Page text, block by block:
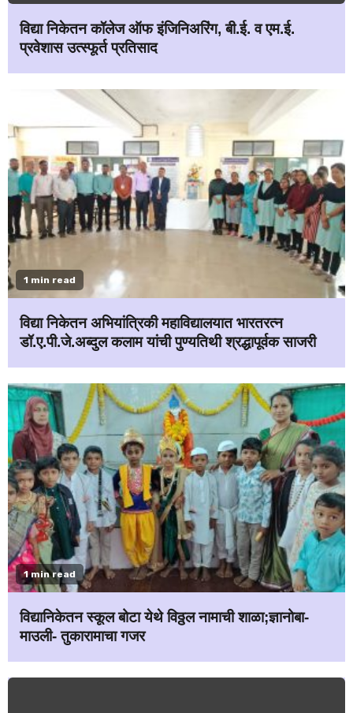
विद्या निकेतन कॉलेज ऑफ इंजिनिअरिंग, बी.ई. व एम.ई.
प्रवेशास उत्स्फूर्त प्रतिसाद
1 min read
विद्या निकेतन अभियांत्रिकी महाविद्यालयात भारतरत्न
डॉ.ए.पी.जे.अब्दुल कलाम यांची पुण्यतिथी श्रद्धापूर्वक साजरी
1 min read
विद्यानिकेतन स्कूल बोटा येथे विठ्ठल नामाची शाळा;ज्ञानोबा-
माउली- तुकारामाचा गजर